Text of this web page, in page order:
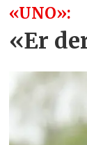
«UNO»:
«Er